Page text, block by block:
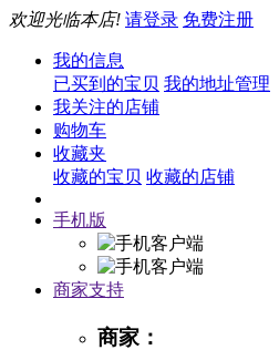
欢迎光临本店! 请登录 免费注册
我的信息
已买到的宝贝 我的地址管理
我关注的店铺
购物车
收藏夹
收藏的宝贝 收藏的店铺
手机版
商家支持
商家：